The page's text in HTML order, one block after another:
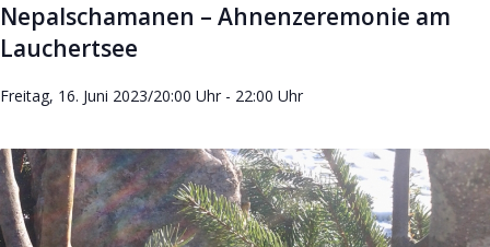
Nepalschamanen – Ahnenzeremonie am
Lauchertsee
Freitag, 16. Juni 2023/20:00 Uhr - 22:00 Uhr